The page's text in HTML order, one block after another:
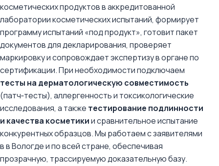
косметических продуктов в аккредитованной
лаборатории косметических испытаний, формирует
программу испытаний «под продукт», готовит пакет
документов для декларирования, проверяет
маркировку и сопровождает экспертизу в органе по
сертификации. При необходимости подключаем
тесты на дерматологическую совместимость
(патч‑тесты), аллергенность и токсикологические
исследования, а также тестирование подлинности
и качества косметикии сравнительное испытание
конкурентных образцов. Мы работаем с заявителями
в в Вологде и по всей стране, обеспечивая
прозрачную, трассируемую доказательную базу.